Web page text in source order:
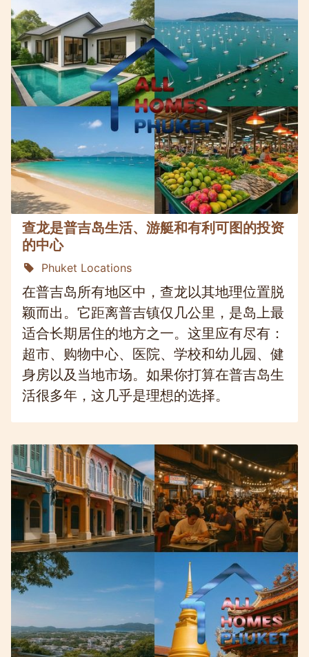
查龙是普吉岛生活、游艇和有利可图的投资
的中心
Phuket Locations
在普吉岛所有地区中，查龙以其地理位置脱
颖而出。它距离普吉镇仅几公里，是岛上最
适合长期居住的地方之一。这里应有尽有：
超市、购物中心、医院、学校和幼儿园、健
身房以及当地市场。如果你打算在普吉岛生
活很多年，这几乎是理想的选择。